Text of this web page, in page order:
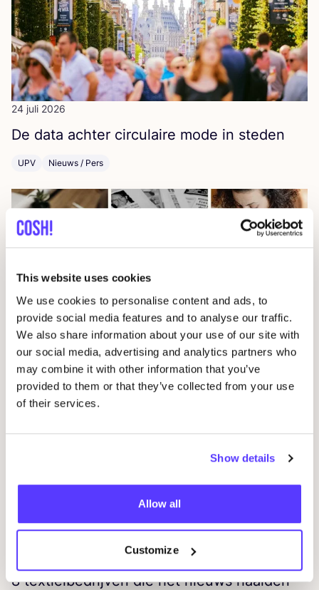
This website uses cookies
We use cookies to personalise content and ads, to
provide social media features and to analyse our traffic.
We also share information about your use of our site with
our social media, advertising and analytics partners who
may combine it with other information that you’ve
provided to them or that they’ve collected from your use
of their services.
Show details
Allow all
Customize
24 juli 2026
De data ach­ter cir­cu­lai­re mode in steden
UPV Nieuws / Pers
31 december 2025
COSH!2025Press overview
Nieuws / Pers
8tex­tiel­be­drij­ven die het nieuws haal­den